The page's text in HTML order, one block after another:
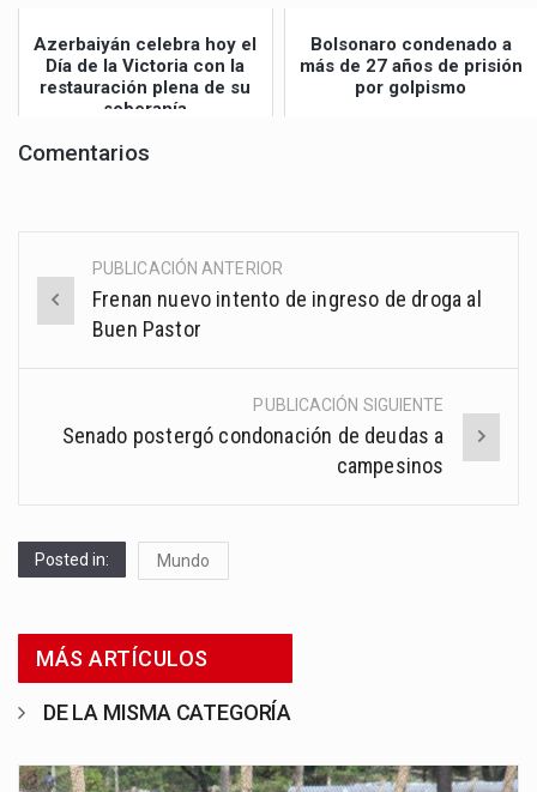
Azerbaiyán celebra hoy el
Día de la Victoria con la
restauración plena de su
soberanía
Bolsonaro condenado a
más de 27 años de prisión
por golpismo
Comentarios
Post
navigation
PUBLICACIÓN ANTERIOR
Frenan nuevo intento de ingreso de droga al
Buen Pastor
PUBLICACIÓN SIGUIENTE
Senado postergó condonación de deudas a
campesinos
Posted in: Mundo
MÁS ARTÍCULOS
DE LA MISMA CATEGORÍA